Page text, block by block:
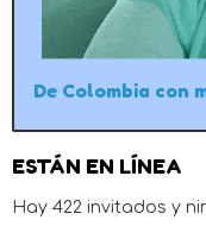
De Colombia con
ESTÁN EN LÍNEA
Hay 422 invitados y